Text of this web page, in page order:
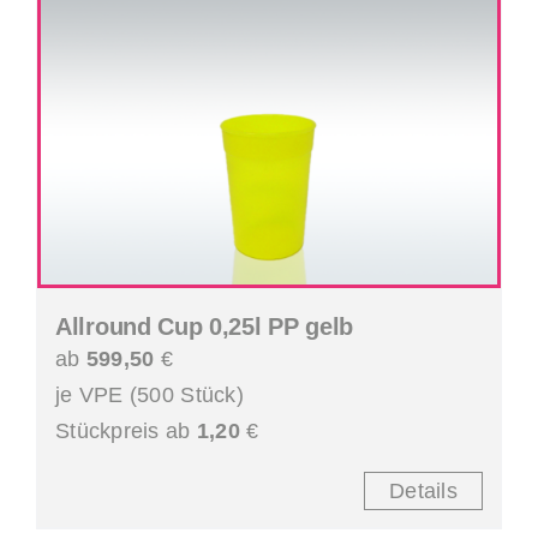
Allround Cup 0,25l PP gelb
ab 599,50 €
je VPE (500 Stück)
Stückpreis ab 1,20€
Details